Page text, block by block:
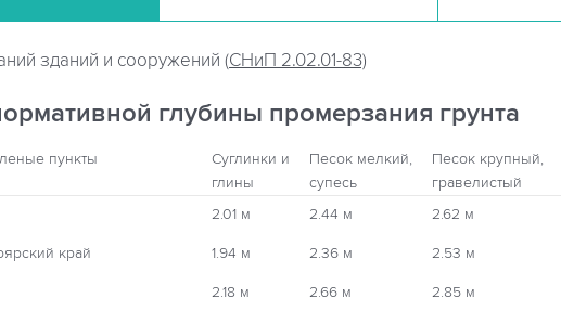
зданий и сооружений (СНиП 2.02.01-83)
глубины промерзания грунта
пункты
Суглинки и
глины
Песок мелкий,
супесь
Песок крупный,
гравелистый
2.01 м 2.44 м 2.62 м
край 1.94 м 2.36 м 2.53 м
2.18 м 2.66 м 2.85 м